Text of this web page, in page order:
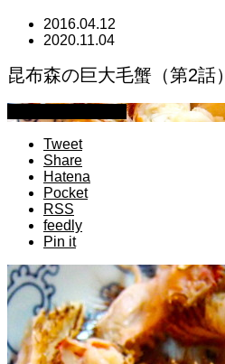
2016.04.12
2020.11.04
昆布森の巨大毛蟹（第2話）
Tweet
Share
Hatena
Pocket
RSS
feedly
Pin it